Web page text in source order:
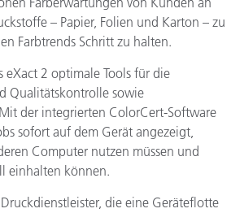
– Papier, Folien und Karton – zu
Farbtrends Schritt zu halten.
eXact 2 optimale Tools für die
Qualitätskontrolle sowie
der integrierten ColorCert-Software
sofort auf dem Gerät angezeigt,
Computer nutzen müssen und
einhalten können.
die eine Geräteflotte